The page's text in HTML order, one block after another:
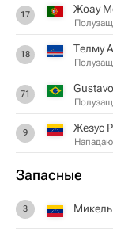
17 Жоау
18 Телму
71
9 Жезус
Запасные
3